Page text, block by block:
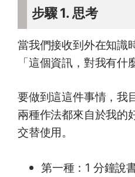
步驟 1. 思考
當我們接收到外在知識
「這個資訊，對我有什
要做到這這件事情，我
兩種作法都來自於我的
交替使用。
第一種：1 分鐘說